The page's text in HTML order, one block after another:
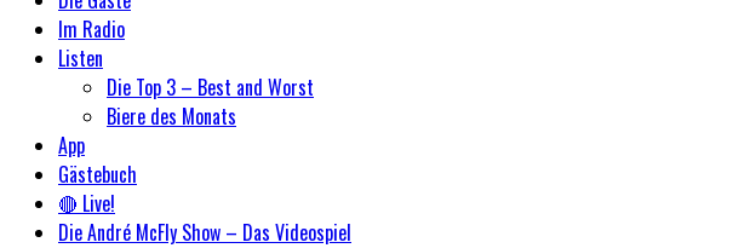
Im Radio
Listen
Die Top 3 – Best and Worst
Biere des Monats
App
Gästebuch
🔴 Live!
Die André McFly Show – Das Videospiel